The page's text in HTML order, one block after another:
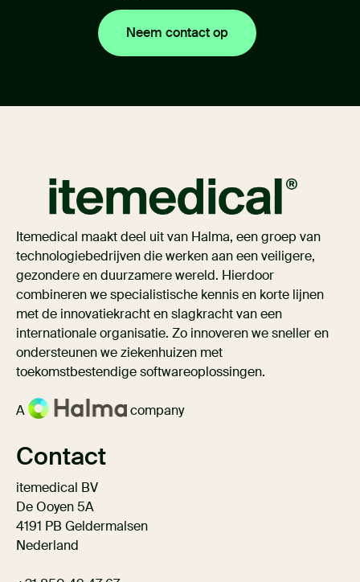
Neem contact op
Itemedical maakt deel uit van Halma, een groep van
technologiebedrijven die werken aan een veiligere,
gezondere en duurzamere wereld. Hierdoor
combineren we specialistische kennis en korte lijnen
met de innovatiekracht en slagkracht van een
internationale organisatie. Zo innoveren we sneller en
ondersteunen we ziekenhuizen met
toekomstbestendige softwareoplossingen.
A company
Contact
itemedical BV
De Ooyen 5A
4191 PB Geldermalsen
Nederland